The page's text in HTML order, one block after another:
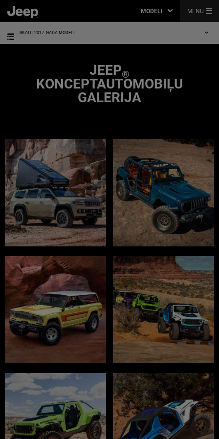
MODEĻI MENU
SKATĪT 2017. GADA MODELI
JEEP®
KONCEPTAUTOMOBIĻU
GALERIJA